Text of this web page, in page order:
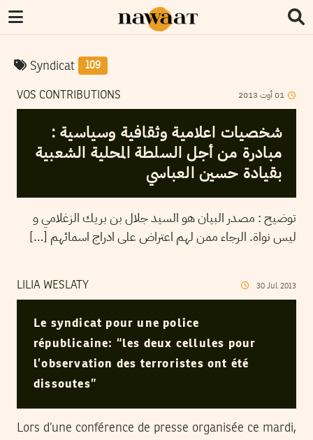
Syndicat 109
VOS CONTRIBUTIONS 01أوت 2013
شخصيات اعلامية وثقافية وسياسية :
مبادرة من أجل السلطة المحلية الشعبية
بقيادة حسين العباسي
توضيح : مصدر البيان هو السيد جلال بن بريك الزغلامي و
ليس نواة. الرجاء ممن لهم اعتراض على ادراج اسمائهم […]
LILIA WESLATY 30 Jul 2013
Le syndicat pour une police
républicaine: “les deux cellules pour
l’observation des terroristes ont été
dissoutes”
Lors d’une conférence de presse organisée ce mardi,